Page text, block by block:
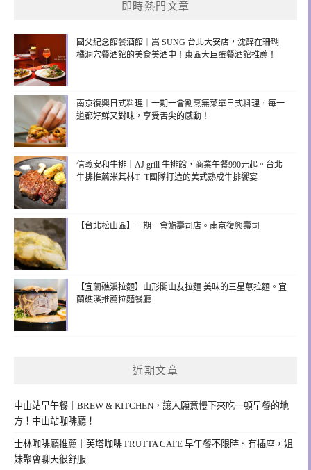
即時熱門文章
國父紀念館餐酒館｜嵩 SUNG 台北大安店，沈醉在珊瑚
橘洞穴餐酒館的美食美酒中！東區大巨蛋餐酒館推薦！
南京復興日式料理｜一期一會割烹無菜單日式料理，每一
道都好鮮又對味，享受舌尖的感動！
信義安和牛排｜AJ grill 牛排館，商業午餐990元起。台北
牛排推薦米其林T+T團隊打造的美式熟成牛排饗宴
【台北松山區】一期一會鮨壽司店。南京復興壽司
【宜蘭礁溪拉麵】山形閣山友拉麵 美味的三星蔥拉麵。宜
蘭礁溪推薦拉麵餐廳
近期文章
中山站早午餐｜BREW & KITCHEN，讓人願意慢下來吃一頓早餐的地
方！中山站咖啡廳！
士林咖啡廳推薦｜芙塔咖啡 FRUTTA CAFE 早午餐不限時、有插座，姐
妹聚會聊天很舒服